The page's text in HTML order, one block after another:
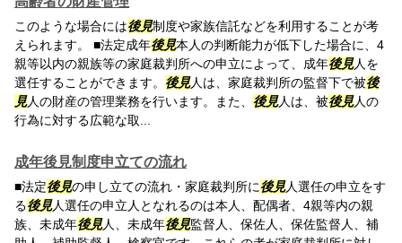
このような場合には後見制度や家族信託などを利用することが考
えられます。 ■法定成年後見本人の判断能力が低下した場合に、4
親等以内の親族等の家庭裁判所への申立によって、成年後見人を
選任することができます。 後見人は、家庭裁判所の監督下で被後
見人の財産の管理業務を行います。また、 後見人は、被後見人の
行為に対する広範な取...
成年後見制度申立ての流れ
■法定後見の申し立ての流れ・家庭裁判所に後見人選任の申立をす
る後見人選任の申立人となれるのは本人、配偶者、4親等内の親
族、未成年後見人、未成年後見監督人、保佐人、保佐監督人、補